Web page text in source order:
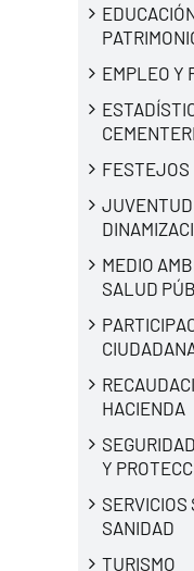
EMPLEO Y
FESTEJOS
JUVENTUD
MEDIO
SALUD
HACIENDA
Y
SERVICIOS
SANIDAD
TURISMO